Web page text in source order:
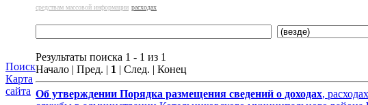
Поиск
Карта
сайта
средствам массовой информации расходах
Результаты поиска 1 - 1 из 1
Начало | Пред. | 1 | След. | Конец
Об утверждении Порядка размещения сведений о доходах,